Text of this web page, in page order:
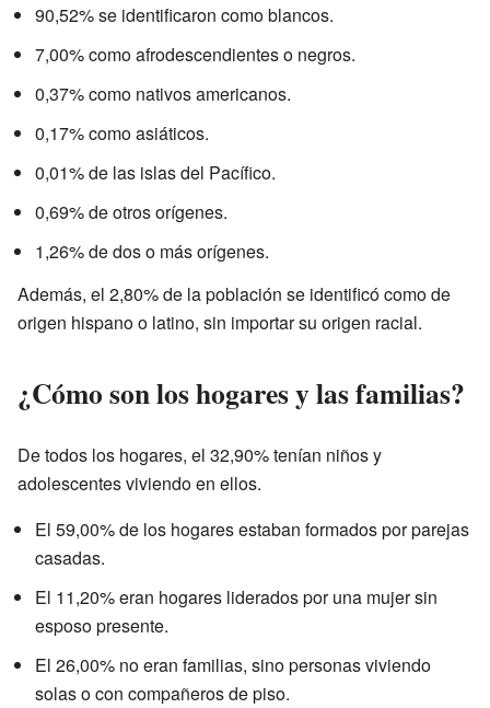
90,52% se identificaron como blancos.
7,00% como afrodescendientes o negros.
0,37% como nativos americanos.
0,17% como asiáticos.
0,01% de las islas del Pacífico.
0,69% de otros orígenes.
1,26% de dos o más orígenes.
Además, el 2,80% de la población se identificó como de
origen hispano o latino, sin importar su origen racial.
¿Cómo son los hogares y las familias?
De todos los hogares, el 32,90% tenían niños y
adolescentes viviendo en ellos.
El 59,00% de los hogares estaban formados por parejas
casadas.
El 11,20% eran hogares liderados por una mujer sin
esposo presente.
El 26,00% no eran familias, sino personas viviendo
solas o con compañeros de piso.